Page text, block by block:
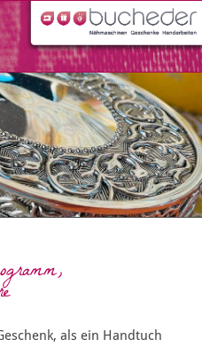
als ein Handtuch